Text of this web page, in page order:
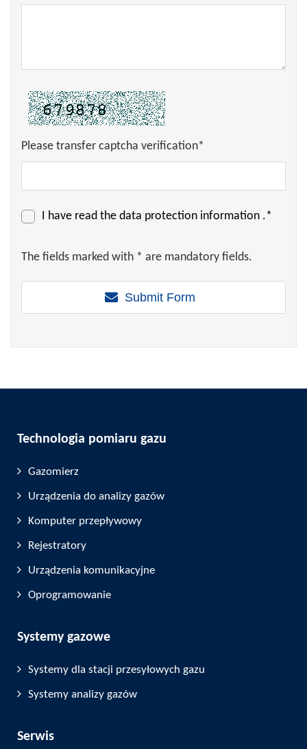
Please transfer captcha verification*
I have read the data protection information .*
The fields marked with * are mandatory fields.
Submit Form
Technologia pomiaru gazu
Gazomierz
Urządzenia do analizy gazów
Komputer przepływowy
Rejestratory
Urządzenia komunikacyjne
Oprogramowanie
Systemy gazowe
Systemy dla stacji przesyłowych gazu
Systemy analizy gazów
Serwis